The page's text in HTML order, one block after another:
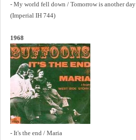
- My world fell down / Tomorrow is another day
(Imperial IH 744)
1968
- It's the end / Maria